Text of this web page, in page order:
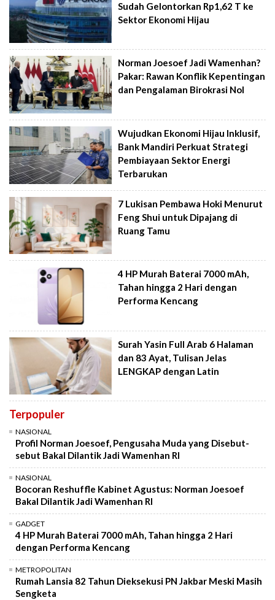
Sudah Gelontorkan Rp1,62 T ke
Sektor Ekonomi Hijau
Norman Joesoef Jadi Wamenhan?
Pakar: Rawan Konflik Kepentingan
dan Pengalaman Birokrasi Nol
Wujudkan Ekonomi Hijau Inklusif,
Bank Mandiri Perkuat Strategi
Pembiayaan Sektor Energi
Terbarukan
7 Lukisan Pembawa Hoki Menurut
Feng Shui untuk Dipajang di
Ruang Tamu
4 HP Murah Baterai 7000 mAh,
Tahan hingga 2 Hari dengan
Performa Kencang
Surah Yasin Full Arab 6 Halaman
dan 83 Ayat, Tulisan Jelas
LENGKAP dengan Latin
Terpopuler
NASIONAL
Profil Norman Joesoef, Pengusaha Muda yang Disebut-
sebut Bakal Dilantik Jadi Wamenhan RI
NASIONAL
Bocoran Reshuffle Kabinet Agustus: Norman Joesoef
Bakal Dilantik Jadi Wamenhan RI
GADGET
4 HP Murah Baterai 7000 mAh, Tahan hingga 2 Hari
dengan Performa Kencang
METROPOLITAN
Rumah Lansia 82 Tahun Dieksekusi PN Jakbar Meski Masih
Sengketa